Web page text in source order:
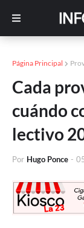
Página Principal
Cada
cuándo
lectivo
Por Hugo Ponce -